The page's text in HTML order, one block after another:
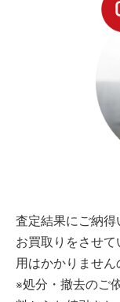
査定結果にご納
お買取りをさせ
用はかかりません
※処分・撤去のご